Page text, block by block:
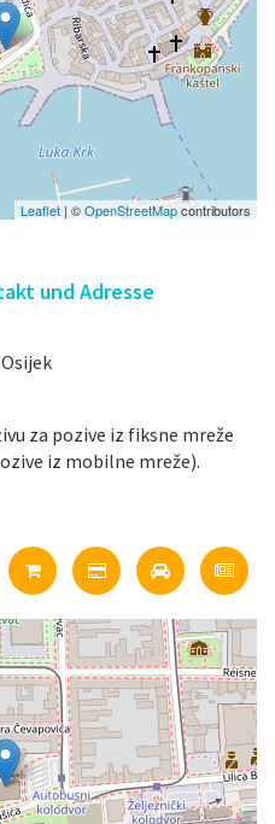
Leaflet | ©OpenStreetMapcontributors
und Adresse
za pozive iz fiksne mreže
iz mobilne mreže).